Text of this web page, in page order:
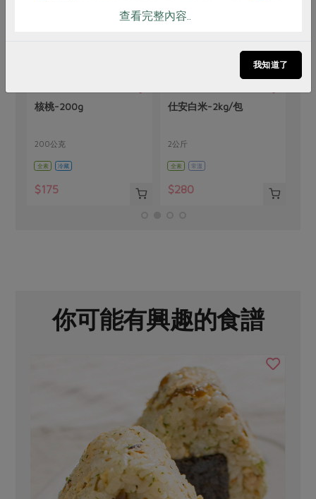
區合作社
仕安白米-2kg/包
2公斤
全素 常溫
$280
優質冷壓特級初榨橄欖油
750毫升
全素 常溫
$725
你可能有興趣的食譜
查看完整內容..
我知道了